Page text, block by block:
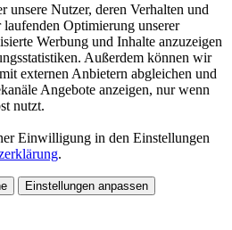
unsere Nutzer, deren Verhalten und
Optimierung unserer
Werbung und Inhalte anzuzeigen
Außerdem können wir
externen Anbietern abgleichen und
Angebote anzeigen, nur wenn
nutzt.
Einwilligung in den Einstellungen
.
Einstellungen anpassen